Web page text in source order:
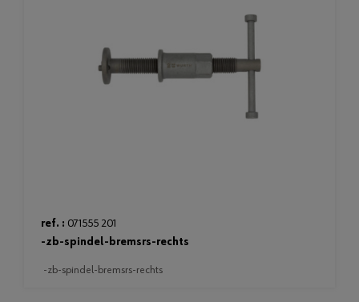
ref. : 071555 201
-zb-spindel-bremsrs-rechts
-zb-spindel-bremsrs-rechts